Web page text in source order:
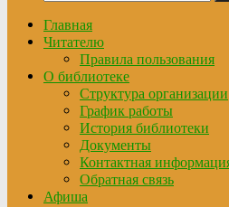
Главная
Читателю
Правила пользования
О библиотеке
Структура организации
График работы
История библиотеки
Документы
Контактная
Обратная связь
Афиша